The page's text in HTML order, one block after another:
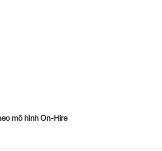
mô hình On-Hire